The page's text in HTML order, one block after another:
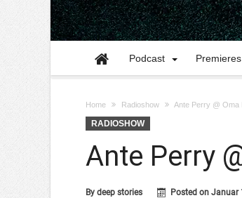
Podcast Premieres
Home Radioshow Ante Perry @ Oma
RADIOSHOW
Ante Perry
By deep stories Posted on Januar